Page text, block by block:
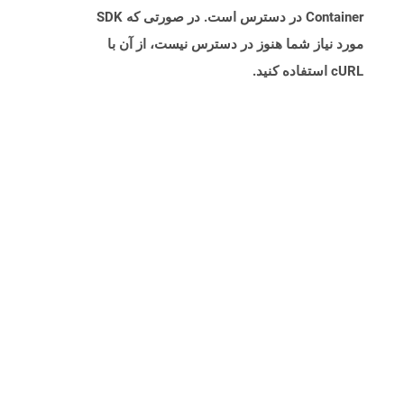
Container در دسترس است. در صورتی که SDK
مورد نیاز شما هنوز در دسترس نیست، از آن با
cURL استفاده کنید.